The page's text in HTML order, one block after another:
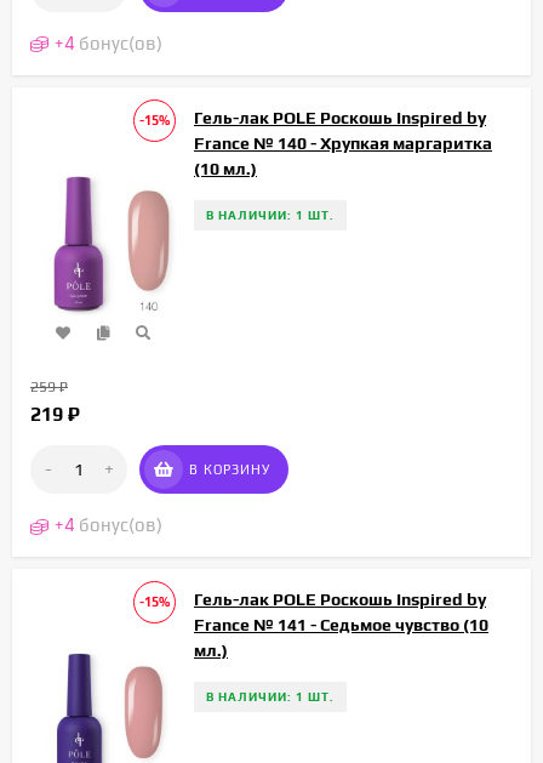
+4 бонус(ов)
-15%
Гель-лак POLE Роскошь Inspired by
France № 140 - Хрупкая маргаритка
(10 мл.)
В НАЛИЧИИ: 1 ШТ.
259₽
219 ₽
- + В КОРЗИНУ
+4 бонус(ов)
-15%
Гель-лак POLE Роскошь Inspired by
France № 141 - Седьмое чувство (10
мл.)
В НАЛИЧИИ: 1 ШТ.